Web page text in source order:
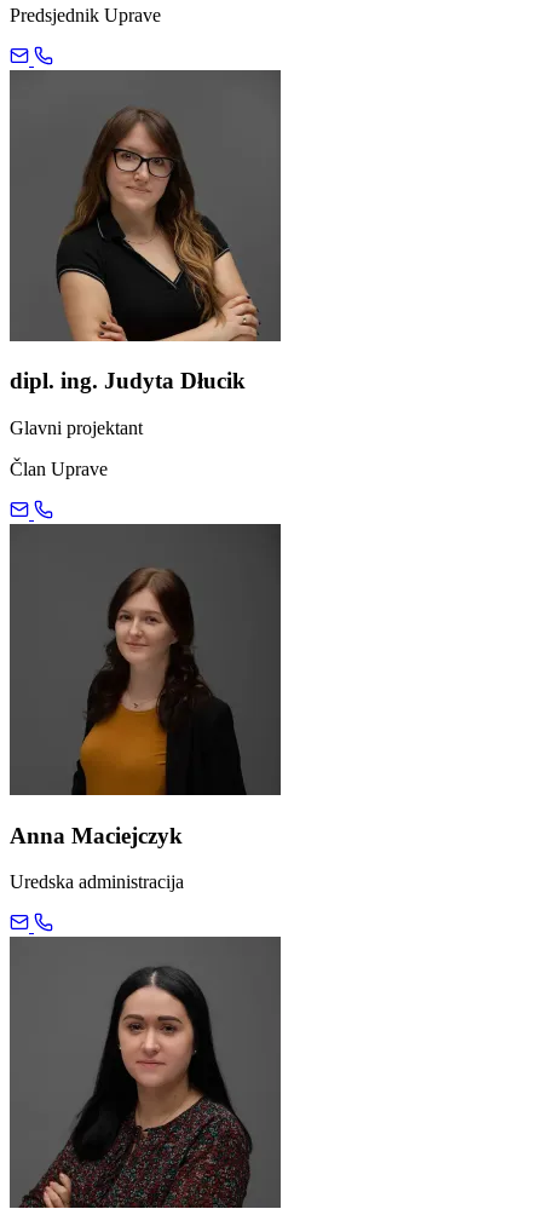
Predsjednik Uprave
dipl. ing. Judyta Dłucik
Glavni projektant
Član Uprave
Anna Maciejczyk
Uredska administracija